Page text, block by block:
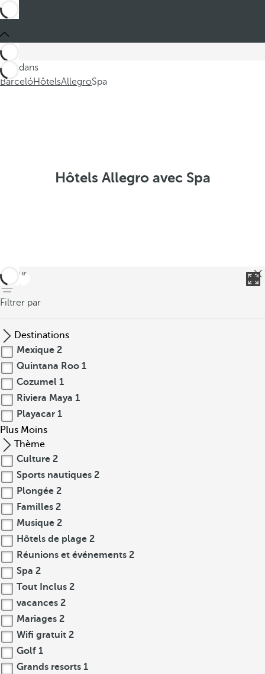
Ces dans
BarcelóHôtelsAllegroSpa
Hôtels Allegro avec Spa
retour
Filtrer par
Destinations
Mexique 2
Quintana Roo 1
Cozumel 1
Riviera Maya 1
Playacar 1
Plus Moins
Thème
Culture 2
Sports nautiques 2
Plongée 2
Familles 2
Musique 2
Hôtels de plage 2
Réunions et événements 2
Spa 2
Tout Inclus 2
vacances 2
Mariages 2
Wifi gratuit 2
Golf 1
Grands resorts 1